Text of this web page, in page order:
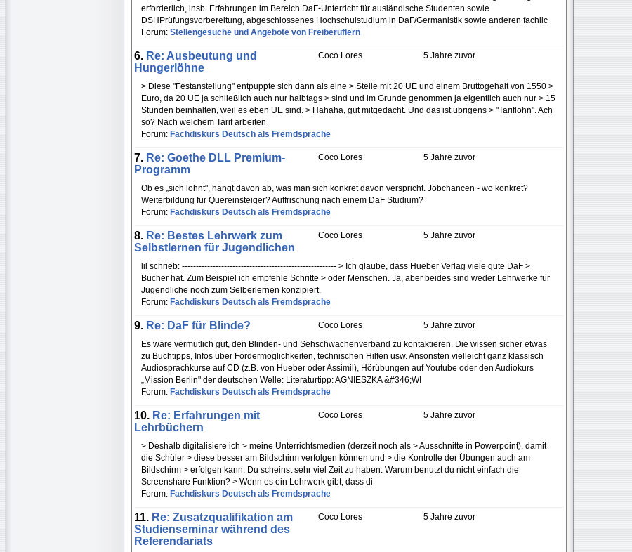
erforderlich, insb. Erfahrungen im Bereich DaF-Unterricht für ausländische Studenten sowie
DSHPrüfungsvorbereitung, abgeschlossenes Hochschulstudium in DaF/Germanistik sowie anderen fachlic
Forum: Stellengesuche und Angebote von Freiberuflern
5 Jahre zuvor
Coco Lores
6. Re: Ausbeutung und
Hungerlöhne
> Diese "Festanstellung" entpuppte sich dann als eine > Stelle mit 20 UE und einem Bruttogehalt von 1550 >
Euro, da 20 UE ja schließlich auch nur halbtags > sind und im Grunde genommen ja eigentlich auch nur > 15
Stunden beinhalten, weil es eben UE sind. > Hahaha, gut mitgedacht. Und das ist übrigens > "Tariflohn". Ach
so? Nach welchem Tarif arbeiten
Forum: Fachdiskurs Deutsch als Fremdsprache
5 Jahre zuvor
Coco Lores
7. Re: Goethe DLL Premium-
Programm
Ob es „sich lohnt", hängt davon ab, was man sich konkret davon verspricht. Jobchancen - wo konkret?
Weiterbildung für Quereinsteiger? Auffrischung nach einem DaF Studium?
Forum: Fachdiskurs Deutsch als Fremdsprache
5 Jahre zuvor
Coco Lores
8. Re: Bestes Lehrwerk zum
Selbstlernen für Jugendlichen
lil schrieb: ------------------------------------------------------- > Ich glaube, dass Hueber Verlag viele gute DaF >
Bücher hat. Zum Beispiel ich empfehle Schritte > oder Menschen. Ja, aber beides sind weder Lehrwerke für
Jugendliche noch zum Selberlernen konzipiert.
Forum: Fachdiskurs Deutsch als Fremdsprache
5 Jahre zuvor
Coco Lores
9. Re: DaF für Blinde?
Es wäre vermutlich gut, den Blinden- und Sehschwachenverband zu kontaktieren. Die wissen sicher etwas
zu Buchtipps, Infos über Fördermöglichkeiten, technischen Hilfen usw. Ansonsten vielleicht ganz klassisch
Audiosprachkurse auf CD (z.B. von Hueber oder Assimil), Hörübungen auf Youtube oder den Audiokurs
„Mission Berlin" der deutschen Welle: Literaturtipp: AGNIESZKA &#346;WI
Forum: Fachdiskurs Deutsch als Fremdsprache
5 Jahre zuvor
Coco Lores
10. Re: Erfahrungen mit
Lehrbüchern
> Deshalb digitalisiere ich > meine Unterrichtsmedien (derzeit noch als > Ausschnitte in Powerpoint), damit
die Schüler > diese besser am Bildschirm verfolgen können und > die Kontrolle der Übungen auch am
Bildschirm > erfolgen kann. Du scheinst sehr viel Zeit zu haben. Warum benutzt du nicht einfach die
Screenshare Funktion? > Wenn es ein Lehrwerk gibt, dass di
Forum: Fachdiskurs Deutsch als Fremdsprache
5 Jahre zuvor
Coco Lores
11. Re: Zusatzqualifikation am
Studienseminar während des
Referendariats